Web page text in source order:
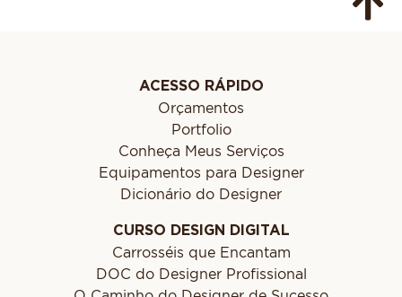
ACESSO RÁPIDO
Orçamentos
Portfolio
Conheça Meus Serviços
Equipamentos para Designer
Dicionário do Designer
CURSO DESIGN DIGITAL
Carrosséis que Encantam
DOC do Designer Profissional